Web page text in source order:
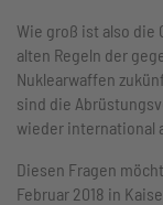
Wie groß ist also die
alten Regeln der
Nuklearwaffen
sind die
wieder international
Diesen Fragen
Februar 2018 in